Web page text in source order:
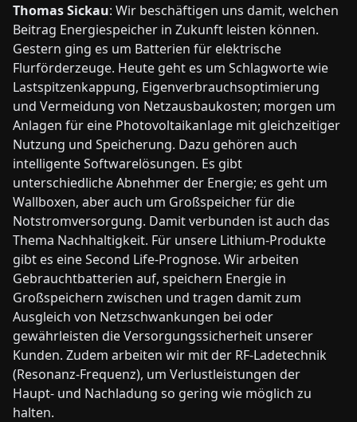
Thomas Sickau: Wir beschäftigen uns damit, welchen
Beitrag Energiespeicher in Zukunft leisten können.
Gestern ging es um Batterien für elektrische
Flurförderzeuge. Heute geht es um Schlagworte wie
Lastspitzenkappung, Eigenverbrauchsoptimierung
und Vermeidung von Netzausbaukosten; morgen um
Anlagen für eine Photovoltaikanlage mit gleichzeitiger
Nutzung und Speicherung. Dazu gehören auch
intelligente Softwarelösungen. Es gibt
unterschiedliche Abnehmer der Energie; es geht um
Wallboxen, aber auch um Großspeicher für die
Notstromversorgung. Damit verbunden ist auch das
Thema Nachhaltigkeit. Für unsere Lithium-Produkte
gibt es eine Second Life-Prognose. Wir arbeiten
Gebrauchtbatterien auf, speichern Energie in
Großspeichern zwischen und tragen damit zum
Ausgleich von Netzschwankungen bei oder
gewährleisten die Versorgungssicherheit unserer
Kunden. Zudem arbeiten wir mit der RF-Ladetechnik
(Resonanz-Frequenz), um Verlustleistungen der
Haupt- und Nachladung so gering wie möglich zu
halten.